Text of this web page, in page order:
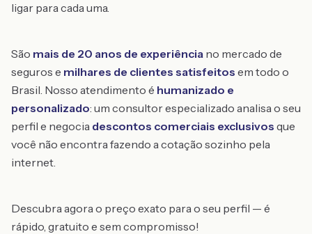
ligar para cada uma.
São mais de 20 anos de experiência no mercado de
seguros e milhares de clientes satisfeitos em todo o
Brasil. Nosso atendimento é humanizado e
personalizado: um consultor especializado analisa o seu
perfil e negocia descontos comerciais exclusivos que
você não encontra fazendo a cotação sozinho pela
internet.
Descubra agora o preço exato para o seu perfil — é
rápido, gratuito e sem compromisso!